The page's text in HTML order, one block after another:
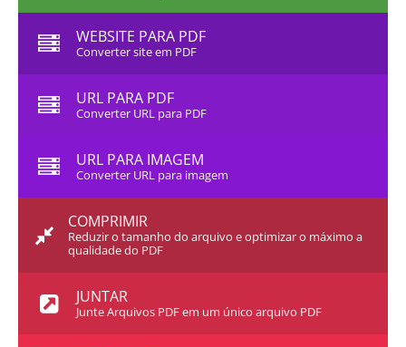
WEBSITE PARA PDF
Converter site em PDF
URL PARA PDF
Converter URL para PDF
URL PARA IMAGEM
Converter URL para imagem
COMPRIMIR
Reduzir o tamanho do arquivo e optimizar o máximo a
qualidade do PDF
JUNTAR
Junte Arquivos PDF em um único arquivo PDF